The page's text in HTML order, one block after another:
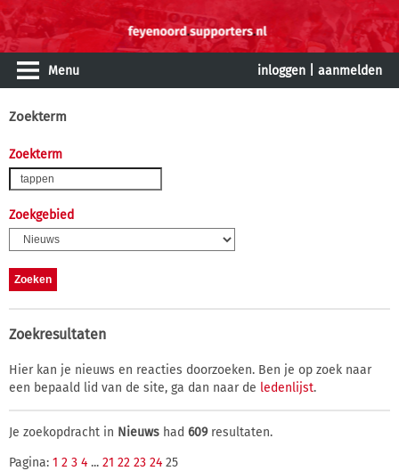
Menu inloggen aanmelden
Zoekterm
Zoekterm
Zoekgebied
Zoekresultaten
Hier kan je nieuws en reacties doorzoeken. Ben je op zoek naar
een bepaald lid van de site, ga dan naar de ledenlijst.
Je zoekopdracht in Nieuws had 609resultaten.
Pagina: 1 2 3 4 ... 21 22 23 24 25